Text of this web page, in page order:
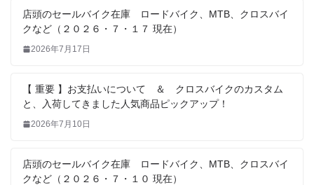
店頭のセールバイク在庫 ロードバイク、MTB、クロスバイ
クなど（２０２６・７・１７ 現在）
2026年7月17日
【 重要 】お支払いについて ＆ クロスバイクのカスタム
と、入荷してきました人気商品ピックアップ！
2026年7月10日
店頭のセールバイク在庫 ロードバイク、MTB、クロスバイ
クなど（２０２６・７・１０ 現在）